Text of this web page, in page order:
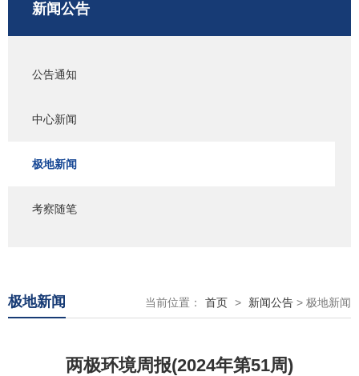
新闻公告
公告通知
中心新闻
极地新闻
考察随笔
极地新闻 当前位置： 首页 > 新闻公告 > 极地新闻
两极环境周报(2024年第51周)